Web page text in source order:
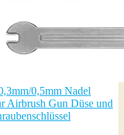
0,5mm Nadel
Airbrush Gun Düse und